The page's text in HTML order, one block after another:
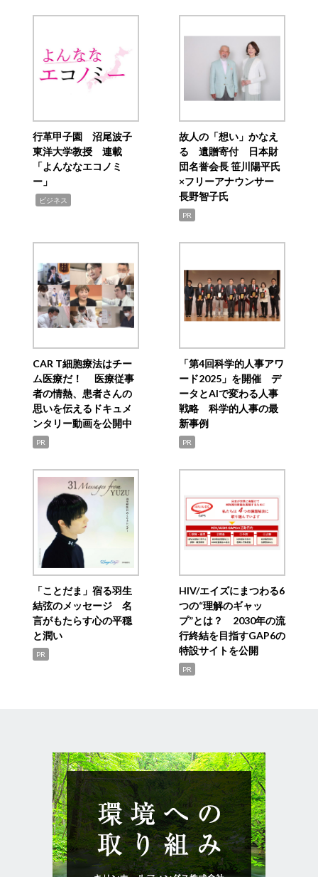
行革甲子園 沼尾波子
東洋大学教授 連載
「よんななエコノミ
ー」
ビジネス
故人の「想い」かなえ
る 遺贈寄付 日本財
団名誉会長 笹川陽平氏
×フリーアナウンサー
長野智子氏
PR
CAR T細胞療法はチー
ム医療だ！ 医療従事
者の情熱、患者さんの
思いを伝えるドキュメ
ンタリー動画を公開中
PR
「第4回科学的人事アワ
ード2025」を開催 デ
ータとAIで変わる人事
戦略 科学的人事の最
新事例
PR
「ことだま」宿る羽生
結弦のメッセージ 名
言がもたらす心の平穏
と潤い
PR
HIV/エイズにまつわる6
つの“理解のギャッ
プ”とは？ 2030年の流
行終結を目指すGAP6の
特設サイトを公開
PR